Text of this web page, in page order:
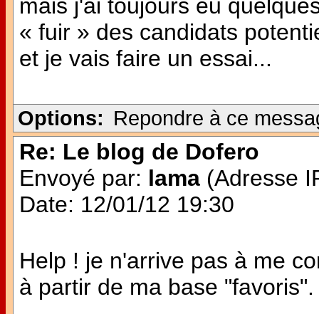
mais j'ai toujours eu
« fuir » des candidats
et je vais faire un essai...
Options: Repondre à ce
Re: Le blog de Dofero
Envoyé par: lama (Adresse
Date: 12/01/12 19:30
Help ! je n'arrive pas à me
à partir de ma base